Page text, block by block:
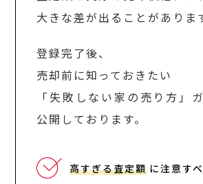
大きな差が出ることがありま
登録完了後、
売却前に知っておきたい
「失敗しない家の売り方」
公開しております。
高すぎる査定額 に注意す